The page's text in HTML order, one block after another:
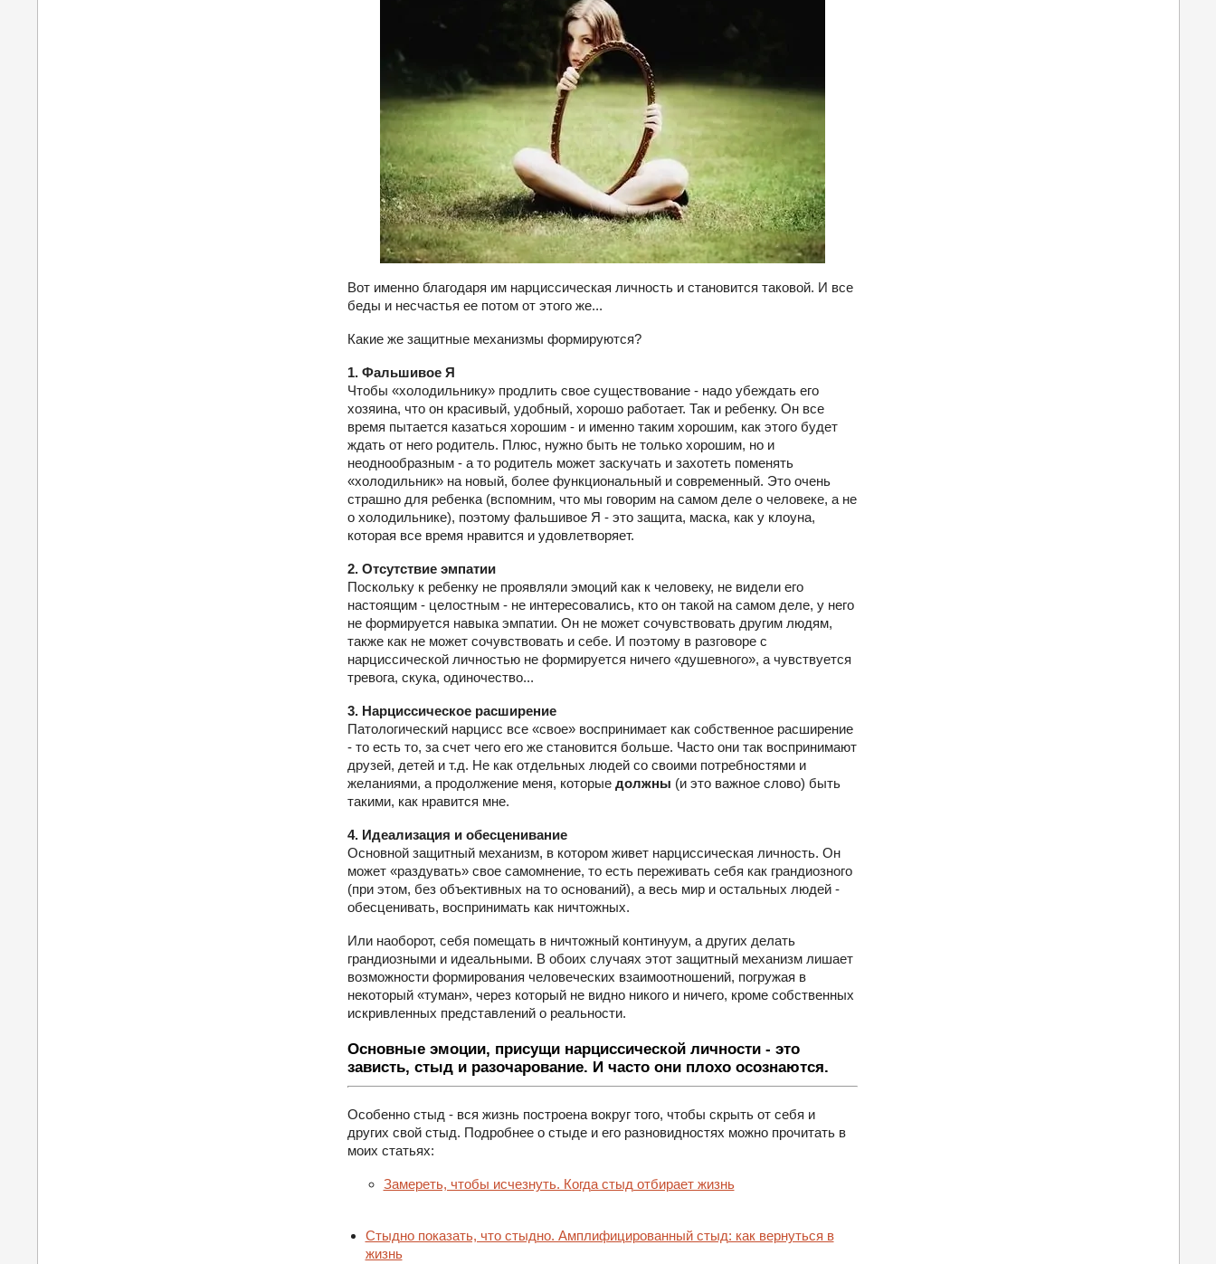
Вот именно благодаря им нарциссическая личность и становится таковой. И все
беды и несчастья ее потом от этого же...
Какие же защитные механизмы формируются?
1. Фальшивое Я
Чтобы «холодильнику» продлить свое существование - надо убеждать его
хозяина, что он красивый, удобный, хорошо работает. Так и ребенку. Он все
время пытается казаться хорошим - и именно таким хорошим, как этого будет
ждать от него родитель. Плюс, нужно быть не только хорошим, но и
неоднообразным - а то родитель может заскучать и захотеть поменять
«холодильник» на новый, более функциональный и современный. Это очень
страшно для ребенка (вспомним, что мы говорим на самом деле о человеке, а не
о холодильнике), поэтому фальшивое Я - это защита, маска, как у клоуна,
которая все время нравится и удовлетворяет.
2. Отсутствие эмпатии
Поскольку к ребенку не проявляли эмоций как к человеку, не видели его
настоящим - целостным - не интересовались, кто он такой на самом деле, у него
не формируется навыка эмпатии. Он не может сочувствовать другим людям,
также как не может сочувствовать и себе. И поэтому в разговоре с
нарциссической личностью не формируется ничего «душевного», а чувствуется
тревога, скука, одиночество...
3. Нарциссическое расширение
Патологический нарцисс все «свое» воспринимает как собственное расширение
- то есть то, за счет чего его же становится больше. Часто они так воспринимают
друзей, детей и т.д. Не как отдельных людей со своими потребностями и
желаниями, а продолжение меня, которые должны (и это важное слово) быть
такими, как нравится мне.
4. Идеализация и обесценивание
Основной защитный механизм, в котором живет нарциссическая личность. Он
может «раздувать» свое самомнение, то есть переживать себя как грандиозного
(при этом, без объективных на то оснований), а весь мир и остальных людей -
обесценивать, воспринимать как ничтожных.
Или наоборот, себя помещать в ничтожный континуум, а других делать
грандиозными и идеальными. В обоих случаях этот защитный механизм лишает
возможности формирования человеческих взаимоотношений, погружая в
некоторый «туман», через который не видно никого и ничего, кроме собственных
искривленных представлений о реальности.
Основные эмоции, присущи нарциссической личности - это
зависть, стыд и разочарование. И часто они плохо осознаются.
Особенно стыд - вся жизнь построена вокруг того, чтобы скрыть от себя и
других свой стыд. Подробнее о стыде и его разновидностях можно прочитать в
моих статьях:
Замереть, чтобы исчезнуть. Когда стыд отбирает жизнь
Стыдно показать, что стыдно. Амплифицированный стыд: как вернуться в
жизнь